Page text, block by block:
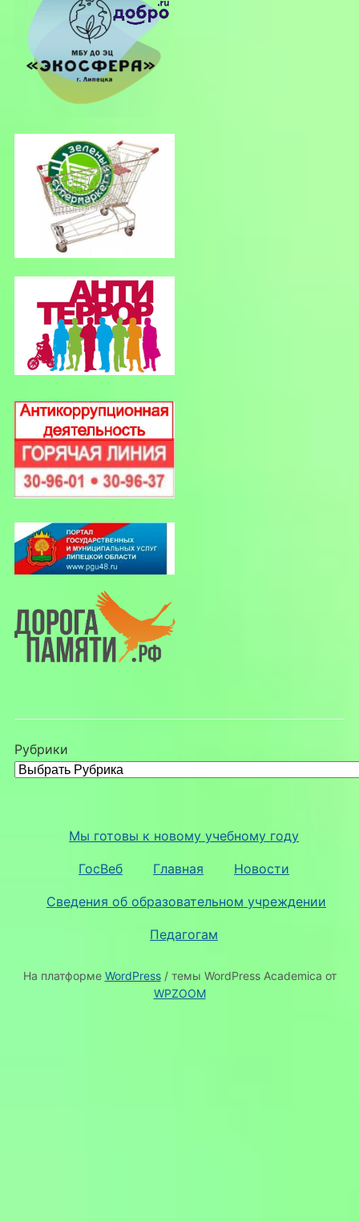
Рубрики
Мы готовы к новому учебному году
ГосВеб Главная Новости
Сведения об образовательном учреждении
Педагогам
На платформе WordPress/ темы WordPress Academica от
WPZOOM